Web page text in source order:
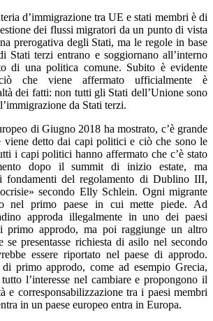
d’immigrazione tra UE e stati membri è di
dei flussi migratori da un punto di vista
prerogativa degli Stati, ma le regole in base
Stati terzi entrano e soggiornano all’interno
di una politica comune. Subito è evidente
ciò che viene affermato ufficialmente è
dei fatti: non tutti gli Stati dell’Unione sono
da Stati terzi.
di Giugno 2018 ha mostrato, c’è grande
viene detto dai capi politici e ciò che sono le
i capi politici hanno affermato che c’è stato
dopo il summit di inizio estate, ma
fondamenti del regolamento di Dublino III,
secondo Elly Schlein. Ogni migrante
nel primo paese in cui mette piede. Ad
approda illegalmente in uno dei paesi
primo approdo, ma poi raggiunge un altro
se presentasse richiesta di asilo nel secondo
essere riportato nel paese di approdo.
primo approdo, come ad esempio Grecia,
l’interesse nel cambiare e propongono il
e corresponsabilizzazione tra i paesi membri
in un paese europeo entra in Europa.